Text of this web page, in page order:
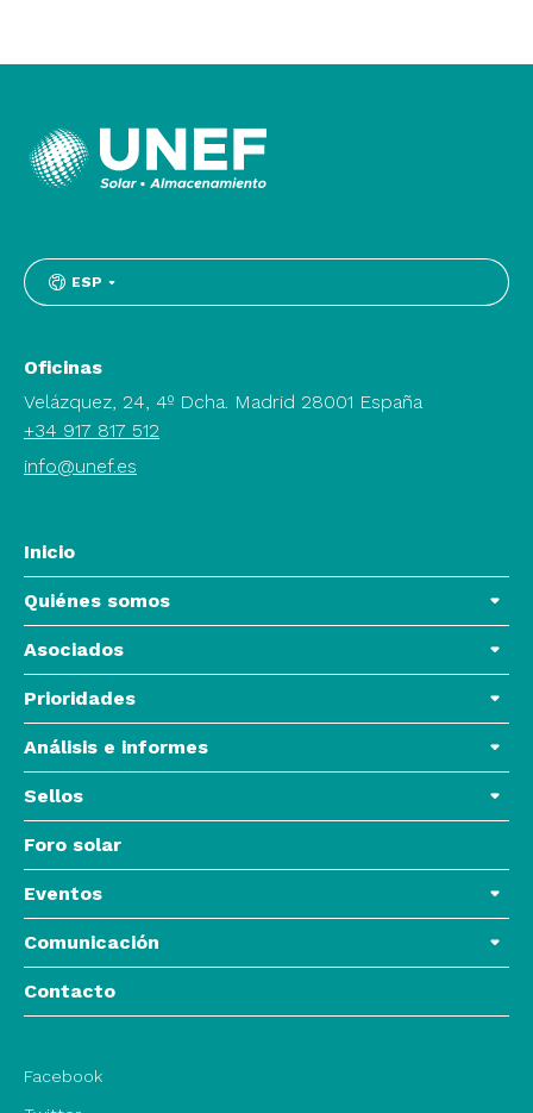
ESP
Oficinas
Velázquez, 24, 4º Dcha. Madrid 28001 España
+34 917 817 512
info@unef.es
Inicio
Quiénes somos
Asociados
Prioridades
Análisis e informes
Sellos
Foro solar
Eventos
Comunicación
Contacto
Facebook